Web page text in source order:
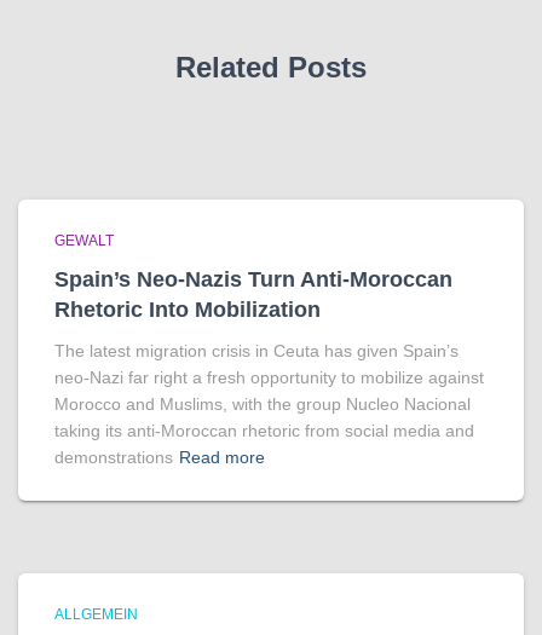
Related Posts
GEWALT
Spain’s Neo-Nazis Turn Anti-Moroccan
Rhetoric Into Mobilization
The latest migration crisis in Ceuta has given Spain’s
neo-Nazi far right a fresh opportunity to mobilize against
Morocco and Muslims, with the group Nucleo Nacional
taking its anti-Moroccan rhetoric from social media and
demonstrations Read more
ALLGEMEIN